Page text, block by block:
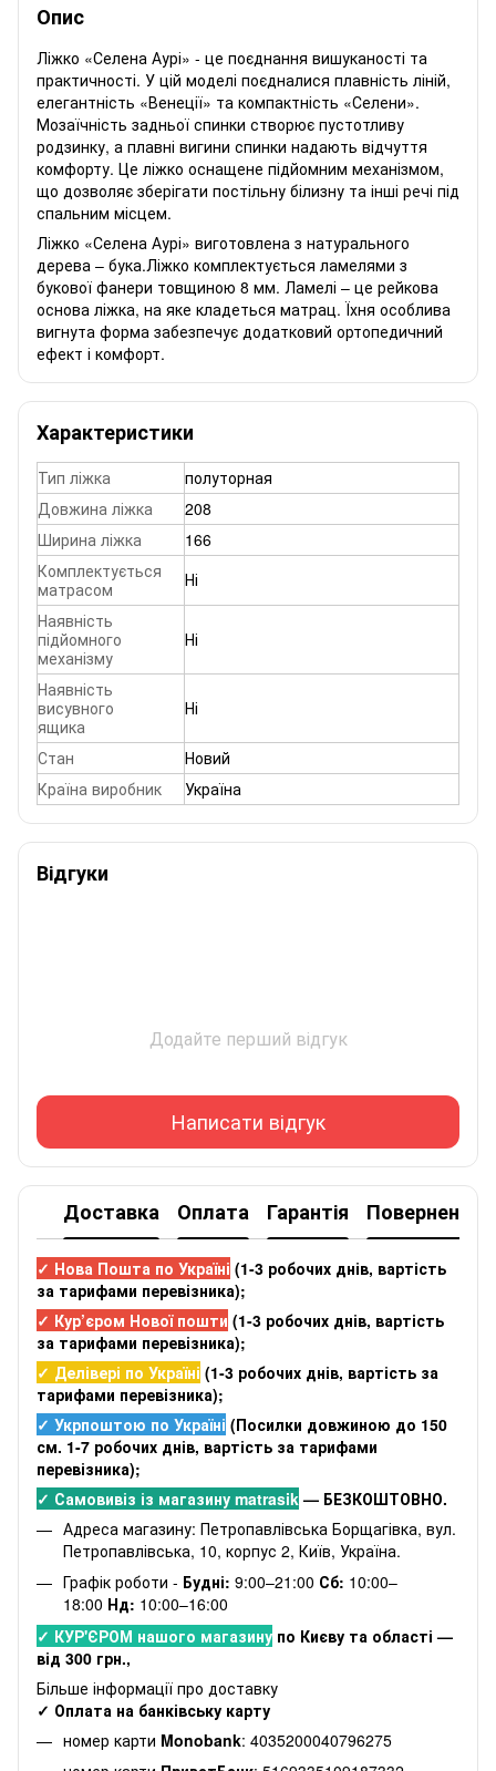
Опис
Ліжко «Селена Аурі» - це поєднання вишуканості та
практичності. У цій моделі поєдналися плавність ліній,
елегантність «Венеції» та компактність «Селени».
Мозаїчність задньої спинки створює пустотливу
родзинку, а плавні вигини спинки надають відчуття
комфорту. Це ліжко оснащене підйомним механізмом,
що дозволяє зберігати постільну білизну та інші речі під
спальним місцем.
Ліжко «Селена Аурі» виготовлена ​​з натурального
дерева – бука.Ліжко комплектується ламелями з
букової фанери товщиною 8 мм. Ламелі – це рейкова
основа ліжка, на яке кладеться матрац. Їхня особлива
вигнута форма забезпечує додатковий ортопедичний
ефект і комфорт.
Характеристики
Тип ліжка
полуторная
Довжина ліжка
208
Ширина ліжка
166
Комплектується
матрасом
Ні
Наявність
підйомного
механізму
Ні
Наявність
висувного
ящика
Ні
Стан
Новий
Країна виробник
Україна
Відгуки
Додайте перший відгук
Написати відгук
Доставка Оплата Гарантія Повернення
✓ Нова Пошта по Україні (1-3 робочих днів, вартість
за тарифами перевізника);
✓ Кур’єром Нової пошти (1-3 робочих днів, вартість
за тарифами перевізника);
✓ Делівері по Україні (1-3 робочих днів, вартість за
тарифами перевізника);
✓ Укрпоштою по Україні (Посилки довжиною до 150
см. 1-7 робочих днів, вартість за тарифами
перевізника);
✓ Самовивіз із магазину matrasik— БЕЗКОШТОВНО.
Адреса магазину: Петропавлівська Борщагівка, вул.
Петропавлівська, 10, корпус 2, Київ, Україна.
Графік роботи - Будні: 9:00–21:00 Сб: 10:00–
18:00 Нд: 10:00–16:00
✓ КУР'ЄРОМ нашого магазину по Києву та області —
від 300 грн.,
Більше інформації про доставку
✓ Оплата на банківську карту
номер карти Monobank: 4035200040796275